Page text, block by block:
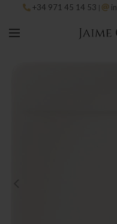
+34 971 45 14 53 |